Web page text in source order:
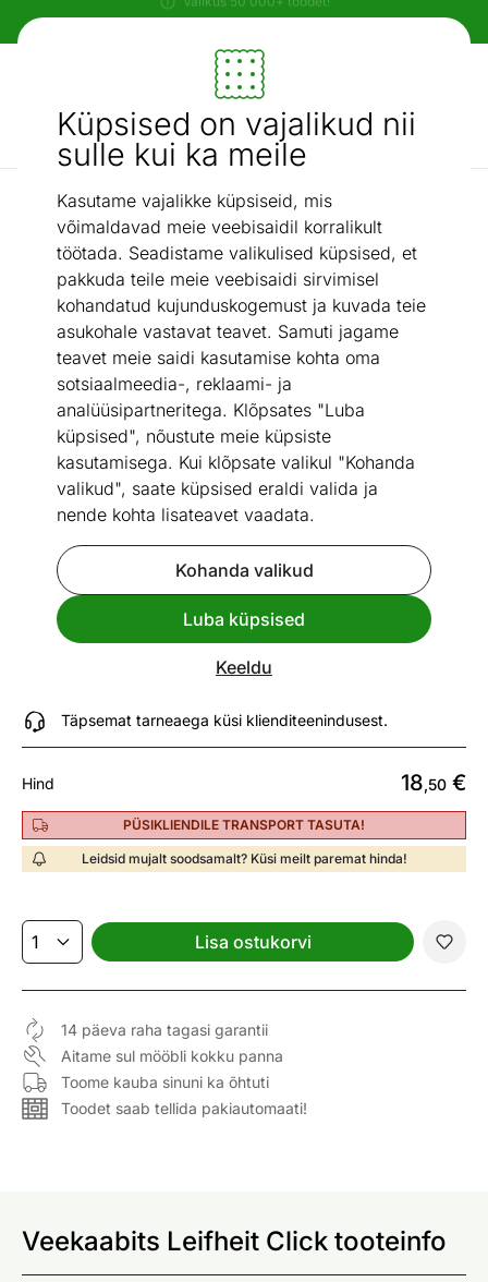
Küpsised on vajalikud nii
sulle kui ka meile
Kasutame vajalikke küpsiseid, mis
võimaldavad meie veebisaidil korralikult
töötada. Seadistame valikulised küpsised, et
pakkuda teile meie veebisaidi sirvimisel
kohandatud kujunduskogemust ja kuvada teie
asukohale vastavat teavet. Samuti jagame
teavet meie saidi kasutamise kohta oma
sotsiaalmeedia-, reklaami- ja
analüüsipartneritega. Klõpsates "Luba
küpsised", nõustute meie küpsiste
kasutamisega. Kui klõpsate valikul "Kohanda
valikud", saate küpsised eraldi valida ja
nende kohta lisateavet vaadata.
Kohanda valikud
Luba küpsised
Keeldu
Paindlikud ja mugavad makseviisid!
Mööbel ja sisustus - ON24
Otsi...
AI otsing
Veekaabitsad / Veekaabits Leifheit Click
Vaata sarnaseid
Veekaabits Leifheit Click
Täpsemat tarneaega küsi klienditeenindusest.
Hind 18,50 €
PÜSIKLIENDILE TRANSPORT TASUTA!
Leidsid mujalt soodsamalt? Küsi meilt paremat hinda!
Lisa ostukorvi
14 päeva raha tagasi garantii
Aitame sul mööbli kokku panna
Toome kauba sinuni ka õhtuti
Toodet saab tellida pakiautomaati!
Veekaabits Leifheit Click tooteinfo